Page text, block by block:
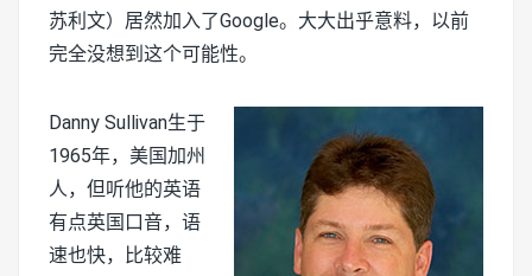
苏利文）居然加入了Google。大大出乎意料，以前
完全没想到这个可能性。
Danny Sullivan生于
1965年，美国加州
人，但听他的英语
有点英国口音，语
速也快，比较难